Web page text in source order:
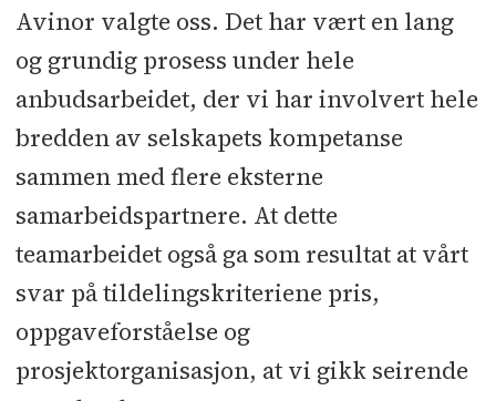
Avinor valgte oss. Det har vært en lang
og grundig prosess under hele
anbudsarbeidet, der vi har involvert hele
bredden av selskapets kompetanse
sammen med flere eksterne
samarbeidspartnere. At dette
teamarbeidet også ga som resultat at vårt
svar på tildelingskriteriene pris,
oppgaveforståelse og
prosjektorganisasjon, at vi gikk seirende